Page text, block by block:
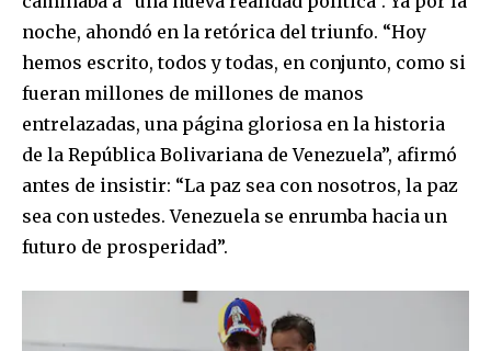
noche, ahondó en la retórica del triunfo. “Hoy
hemos escrito, todos y todas, en conjunto, como si
fueran millones de millones de manos
entrelazadas, una página gloriosa en la historia
de la República Bolivariana de Venezuela”, afirmó
antes de insistir: “La paz sea con nosotros, la paz
sea con ustedes. Venezuela se enrumba hacia un
futuro de prosperidad”.